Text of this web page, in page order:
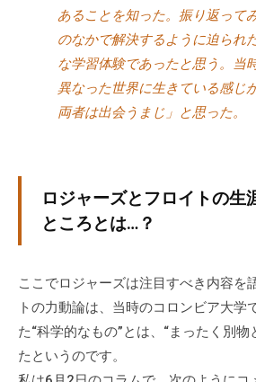
あることを知った。振り返って
のなかで解決するように迫られ
な学習体験であったと思う。当
異なった世界に生きている感じ
両者は出会うまじ」と思った。
ロジャーズとフロイトの生
ところとは…？
ここでロジャーズは注目すべき内容を
トの力動論は、当時のコロンビア大学
た“科学的なもの”とは、“まったく別物
たというのです。